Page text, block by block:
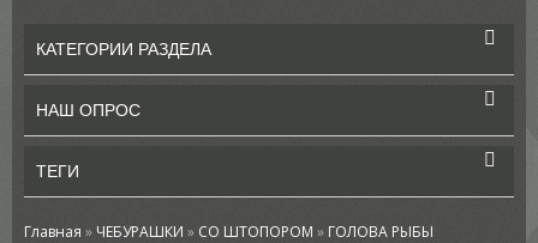
КАТЕГОРИИ РАЗДЕЛА
НАШ ОПРОС
ТЕГИ
Главная » ЧЕБУРАШКИ » СО ШТОПОРОМ » ГОЛОВА РЫБЫ